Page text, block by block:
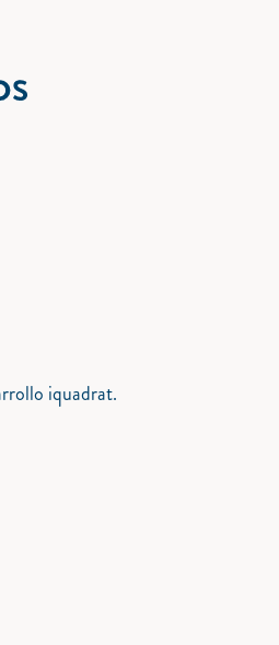
iquadrat.